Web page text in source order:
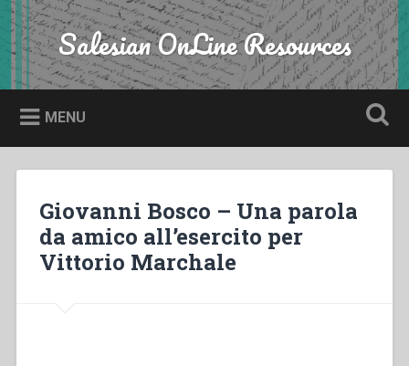
Skip
to
content
Search Salesian OnLine Resources
MENU
Giovanni Bosco – Una parola
da amico all’esercito per
Vittorio Marchale